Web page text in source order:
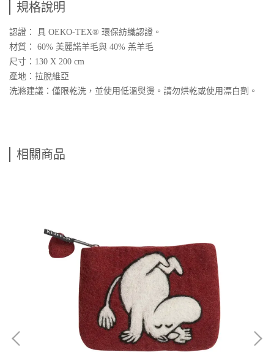
規格說明
認證： 具 OEKO-TEX® 環保紡織認證。
材質： 60% 美麗諾羊毛與 40% 羔羊毛
尺寸：130 X 200 cm
產地：拉脫維亞
洗滌建議：僅限乾洗，並使用低溫熨燙。請勿烘乾或使用漂白劑。
相關商品